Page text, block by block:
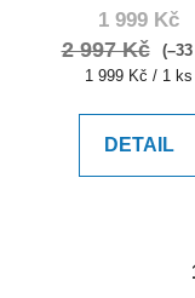
1 999 Kč
2 997 Kč
Měrná
1 999 Kč / 1 ks
DETAIL